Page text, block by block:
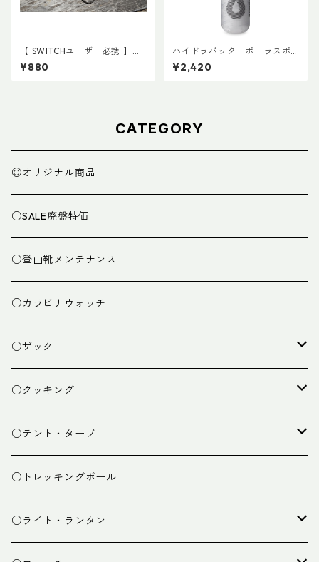
【 SWITCHユーザー必携 】ス
イッチ用アタッチメント(ペア)
¥880
ハイドラパック ポーラスポ
ーツ 600ml
¥2,420
CATEGORY
◎オリジナル商品
○SALE廃盤特価
○登山靴メンテナンス
○カラビナウォッチ
○ザック
ザック
スタッフバッグ
ザック小物
○クッキング
クッカー
バーナー
カトラリー
○テント・タープ
テント
タープ
○トレッキングポール
○ライト・ランタン